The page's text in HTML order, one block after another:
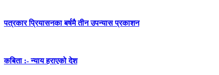
पत्रकार प्रियासनका बर्षमै तीन उपन्यास प्रकाशन
कबिता :- न्याय हराएको देश